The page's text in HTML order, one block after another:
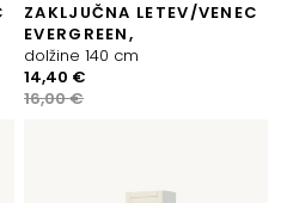
ZAKLJUČNA LETEV/VENEC
EVERGREEN,
dolžine 140 cm
16,00€
Izvirna
cena
14,40 €
Trenutna
cena